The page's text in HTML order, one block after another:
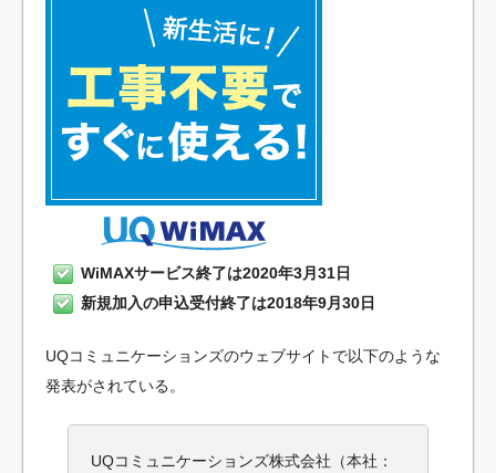
WiMAXサービス終了は2020年3月31日
新規加入の申込受付終了は2018年9月30日
UQコミュニケーションズのウェブサイトで以下のような
発表がされている。
UQコミュニケーションズ株式会社（本社：